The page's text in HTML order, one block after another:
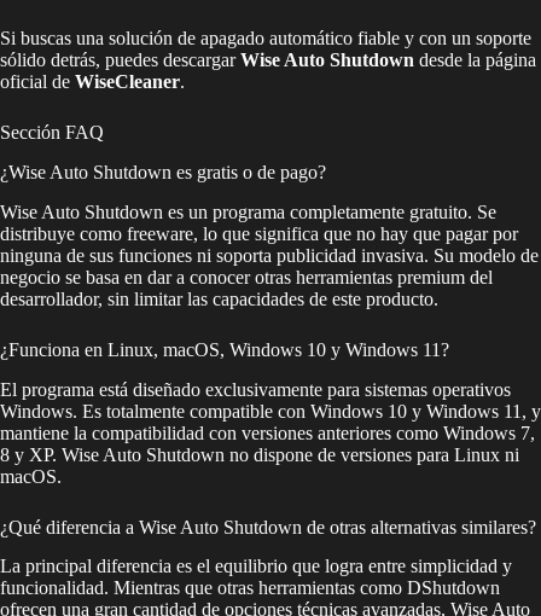
Si buscas una solución de apagado automático fiable y con un soporte
sólido detrás, puedes descargarWise Auto Shutdown desde la página
oficial de WiseCleaner.
Sección FAQ
¿Wise Auto Shutdown es gratis o de pago?
Wise Auto Shutdown es un programa completamente gratuito. Se
distribuye como freeware, lo que significa que no hay que pagar por
ninguna de sus funciones ni soporta publicidad invasiva. Su modelo de
negocio se basa en dar a conocer otras herramientas premium del
desarrollador, sin limitar las capacidades de este producto.
¿Funciona en Linux, macOS, Windows 10 y Windows 11?
El programa está diseñado exclusivamente para sistemas operativos
Windows. Es totalmente compatible con Windows 10 y Windows 11, y
mantiene la compatibilidad con versiones anteriores como Windows 7,
8 y XP. Wise Auto Shutdown no dispone de versiones para Linux ni
macOS.
¿Qué diferencia a Wise Auto Shutdown de otras alternativas similares?
La principal diferencia es el equilibrio que logra entre simplicidad y
funcionalidad. Mientras que otras herramientas como DShutdown
ofrecen una gran cantidad de opciones técnicas avanzadas, Wise Auto